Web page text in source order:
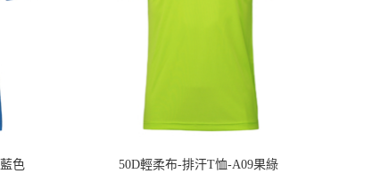
色 50D輕柔布-排汗T恤-A09果綠